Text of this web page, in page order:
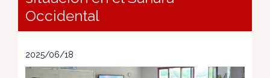
Occidental
2025/06/18